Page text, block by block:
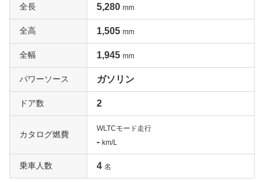
全長 5,280 mm
全高 1,505 mm
全幅 1,945 mm
パワーソース ガソリン
ドア数 2
カタログ燃費
WLTCモード走行
- km/L
乗車人数 4 名